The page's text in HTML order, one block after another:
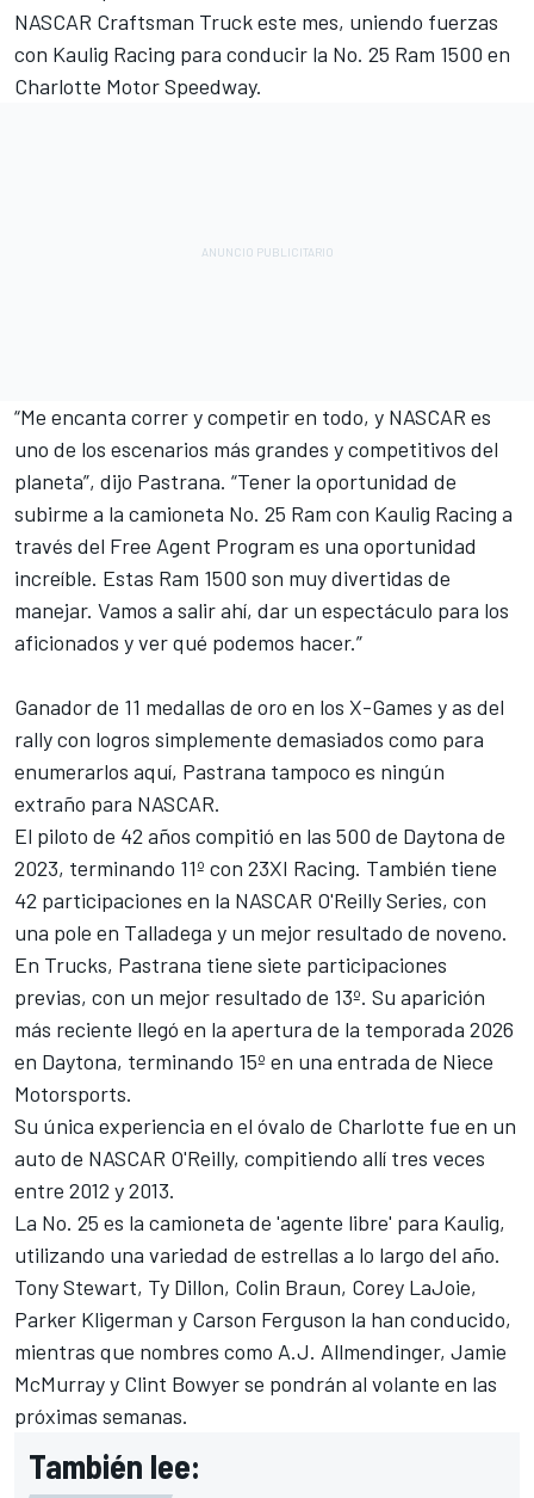
NASCAR Craftsman Truck este mes, uniendo fuerzas
con Kaulig Racing para conducir la No. 25 Ram 1500 en
Charlotte Motor Speedway.
“Me encanta correr y competir en todo, y NASCAR es
uno de los escenarios más grandes y competitivos del
planeta”, dijo Pastrana. “Tener la oportunidad de
subirme a la camioneta No. 25 Ram con Kaulig Racing a
través del Free Agent Program es una oportunidad
increíble. Estas Ram 1500 son muy divertidas de
manejar. Vamos a salir ahí, dar un espectáculo para los
aficionados y ver qué podemos hacer.”
Ganador de 11 medallas de oro en los X-Games y as del
rally con logros simplemente demasiados como para
enumerarlos aquí, Pastrana tampoco es ningún
extraño para NASCAR.
El piloto de 42 años compitió en las 500 de Daytona de
2023, terminando 11º con 23XI Racing. También tiene
42 participaciones en la NASCAR O'Reilly Series, con
una pole en Talladega y un mejor resultado de noveno.
En Trucks, Pastrana tiene siete participaciones
previas, con un mejor resultado de 13º. Su aparición
más reciente llegó en la apertura de la temporada 2026
en Daytona, terminando 15º en una entrada de Niece
Motorsports.
Su única experiencia en el óvalo de Charlotte fue en un
auto de NASCAR O'Reilly, compitiendo allí tres veces
entre 2012 y 2013.
La No. 25 es la camioneta de 'agente libre' para Kaulig,
utilizando una variedad de estrellas a lo largo del año.
Tony Stewart, Ty Dillon, Colin Braun, Corey LaJoie,
Parker Kligerman y Carson Ferguson la han conducido,
mientras que nombres como A.J. Allmendinger, Jamie
McMurray y Clint Bowyer se pondrán al volante en las
próximas semanas.
También lee: